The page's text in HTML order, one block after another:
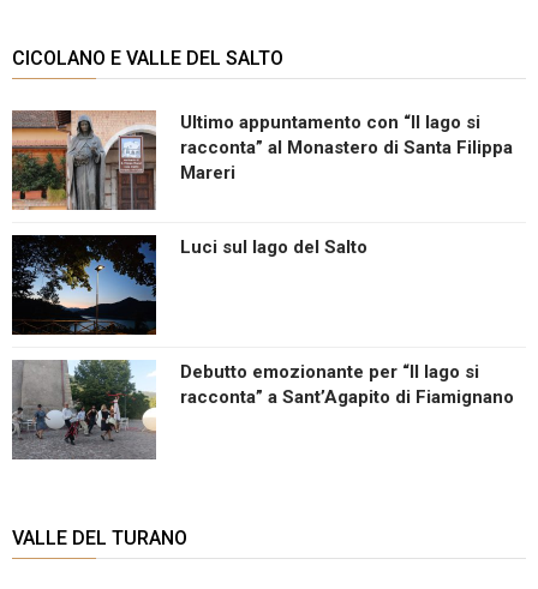
CICOLANO E VALLE DEL SALTO
Ultimo appuntamento con “Il lago si
racconta” al Monastero di Santa Filippa
Mareri
Luci sul lago del Salto
Debutto emozionante per “Il lago si
racconta” a Sant’Agapito di Fiamignano
VALLE DEL TURANO